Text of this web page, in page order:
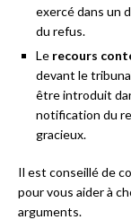
exercé dans un
du refus.
Le recours
devant le
être introduit
notification du
gracieux.
Il est conseillé de
pour vous aider à
arguments.